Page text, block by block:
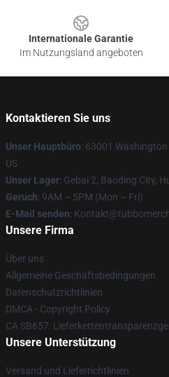
Internationale Garantie
Im Nutzungsland angeboten
Kontaktieren Sie uns
Unser Hauptbüro: 63001 Washington
US
Unser Lager: Gebai 2, Baoding City,
Geruch: 9AM – 5PM (Mon – Fri)
E-Mail senden:
Unsere Firma
Über uns
Allgemeine Geschäftsbedingungen
Datenschutzrichtlinien
DMCA - Copyright Policy
CA SB657:
Unsere Unterstützung
Versand und Lieferrichtlinien